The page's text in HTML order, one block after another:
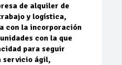
de alquiler de
y logística,
con la incorporación
con la que
para seguir
servicio ágil,